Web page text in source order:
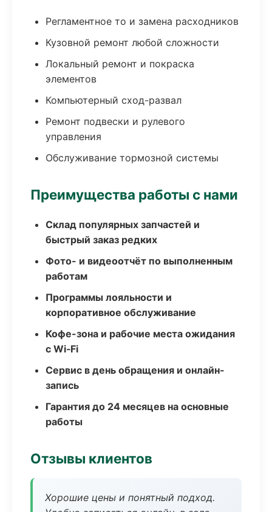
Регламентное то и замена расходников
Кузовной ремонт любой сложности
Локальный ремонт и покраска
элементов
Компьютерный сход-развал
Ремонт подвески и рулевого
управления
Обслуживание тормозной системы
Преимущества работы с нами
Склад популярных запчастей и
быстрый заказ редких
Фото- и видеоотчёт по выполненным
работам
Программы лояльности и
корпоративное обслуживание
Кофе-зона и рабочие места ожидания
с Wi‑Fi
Сервис в день обращения и онлайн-
запись
Гарантия до 24 месяцев на основные
работы
Отзывы клиентов
Хорошие цены и понятный подход.